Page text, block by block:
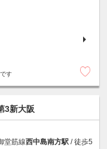
す
3新大阪
堂筋線西中島南方駅 / 徒歩5